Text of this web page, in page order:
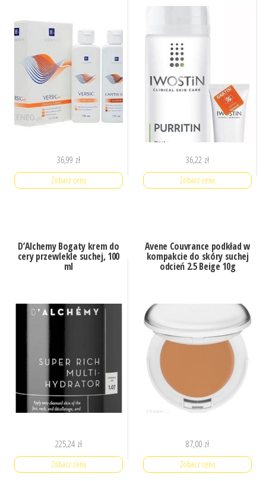
36,99 zł
Zobacz cenę
36,22 zł
Zobacz cenę
D’Alchemy Bogaty krem do
cery przewlekle suchej, 100
ml
225,24 zł
Zobacz cenę
Avene Couvrance podkład w
kompakcie do skóry suchej
odcień 2.5 Beige 10g
87,00 zł
Zobacz cenę